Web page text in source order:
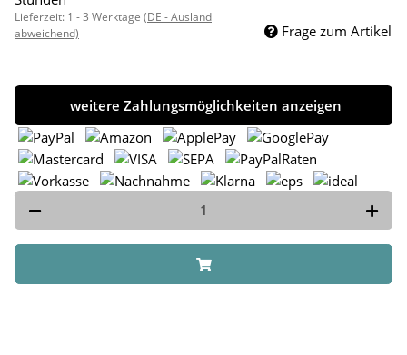
Lieferzeit: 1 - 3 Werktage (DE - Ausland
abweichend)
Frage zum Artikel
weitere Zahlungsmöglichkeiten anzeigen